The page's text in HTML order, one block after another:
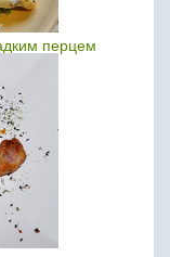
перцем